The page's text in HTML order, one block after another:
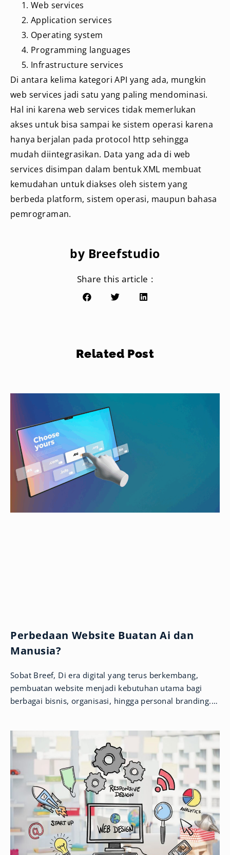
Web services
Application services
Operating system
Programming languages
Infrastructure services
Di antara kelima kategori API yang ada, mungkin
web services jadi satu yang paling mendominasi.
Hal ini karena web services tidak memerlukan
akses untuk bisa sampai ke sistem operasi karena
hanya berjalan pada protocol http sehingga
mudah diintegrasikan. Data yang ada di web
services disimpan dalam bentuk XML membuat
kemudahan untuk diakses oleh sistem yang
berbeda platform, sistem operasi, maupun bahasa
pemrograman.
by Breefstudio
Share this article :
Related Post
Perbedaan Website Buatan Ai dan
Manusia?
Sobat Breef, Di era digital yang terus berkembang,
pembuatan website menjadi kebutuhan utama bagi
berbagai bisnis, organisasi, hingga personal branding.